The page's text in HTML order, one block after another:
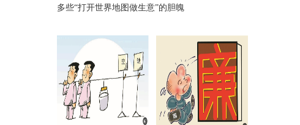
多些“打开世界地图做生意”的胆魄